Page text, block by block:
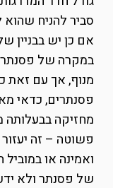
סביר להניח
אם כן יש בבניין
במקרה של
מנוף, אך עם זאת
פסנתרים, כדאי
מחזיקה בבעלותה
פשוטה – זה
ואמינה או
של פסנתר ולא